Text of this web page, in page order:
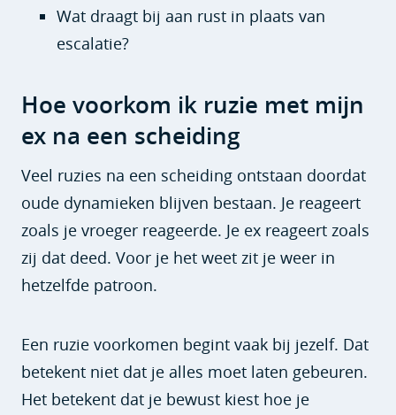
Wat draagt bij aan rust in plaats van
escalatie?
Hoe voorkom ik ruzie met mijn
ex na een scheiding
Veel ruzies na een scheiding ontstaan doordat
oude dynamieken blijven bestaan. Je reageert
zoals je vroeger reageerde. Je ex reageert zoals
zij dat deed. Voor je het weet zit je weer in
hetzelfde patroon.
Een ruzie voorkomen begint vaak bij jezelf. Dat
betekent niet dat je alles moet laten gebeuren.
Het betekent dat je bewust kiest hoe je